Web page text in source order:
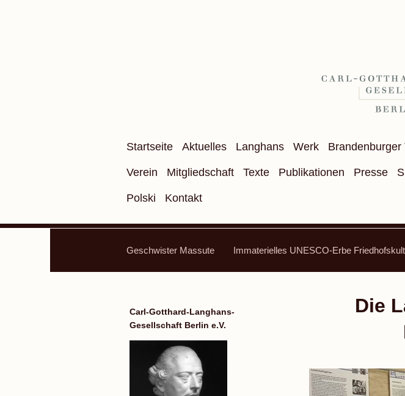
Startseite Aktuelles Langhans Werk Brandenburger
Verein Mitgliedschaft Texte Publikationen Presse
Polski Kontakt
Geschwister Massute Immaterielles UNESCO-Erbe
Die
Carl-Gotthard-Langhans-
Gesellschaft Berlin e.V.